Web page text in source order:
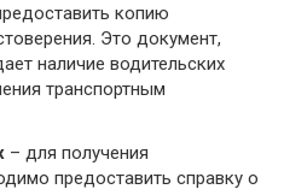
копию
Это документ,
наличие водительских
транспортным
– для получения
предоставить справку о